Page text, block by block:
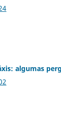
algumas